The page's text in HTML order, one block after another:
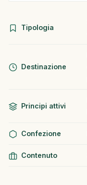
Tipologia
Destinazione
Principi attivi
Confezione
Contenuto